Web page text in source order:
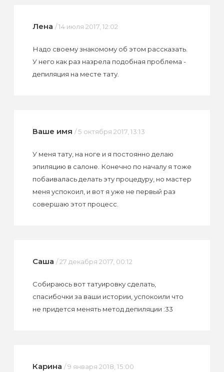
Лена / 14 июля 2017, 12:02
Надо своему знакомому об этом рассказать.
У него как раз назрела подобная проблема -
депиляция на месте тату.
Ваше имя / 5 октября 2017, 13:13
У меня тату, на ноге и я постоянно делаю
эпиляцию в салоне. Конечно по началу я тоже
побаивалась делать эту процедуру, но мастер
меня успокоил, и вот я уже не первый раз
совершаю этот процесс.
Саша / 27 декабря 2017, 00:12
Собираюсь вот татуировку сделать,
спасибочки за ваши истории, успокоили что
не придется менять метод депиляции :33
Карина / 9 января 2018, 15:00